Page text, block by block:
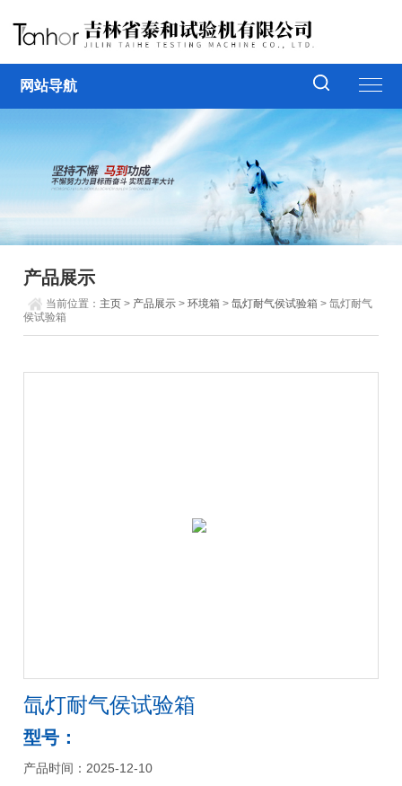
网站导航
产品展示
当前位置： 主页 > 产品展示 >环境箱 >氙灯耐气侯试验箱 > 氙灯耐气
侯试验箱
氙灯耐气侯试验箱
型号：
产品时间：2025-12-10